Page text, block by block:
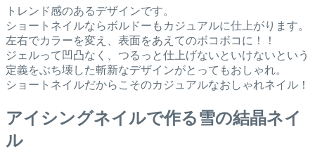
トレンド感のあるデザインです。
ショートネイルならボルドーもカジュアルに仕上がります。
左右でカラーを変え、表面をあえてのボコボコに！！
ジェルって凹凸なく、つるっと仕上げないといけないという
定義をぶち壊した斬新なデザインがとってもおしゃれ。
ショートネイルだからこそのカジュアルなおしゃれネイル！
アイシングネイルで作る雪の結晶ネイ
ル